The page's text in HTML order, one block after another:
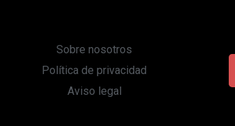
Sobre nosotros
Política de privacidad
Aviso legal